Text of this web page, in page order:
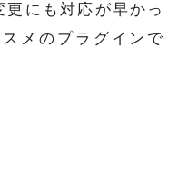
にも対応が早かっ
メのプラグインで